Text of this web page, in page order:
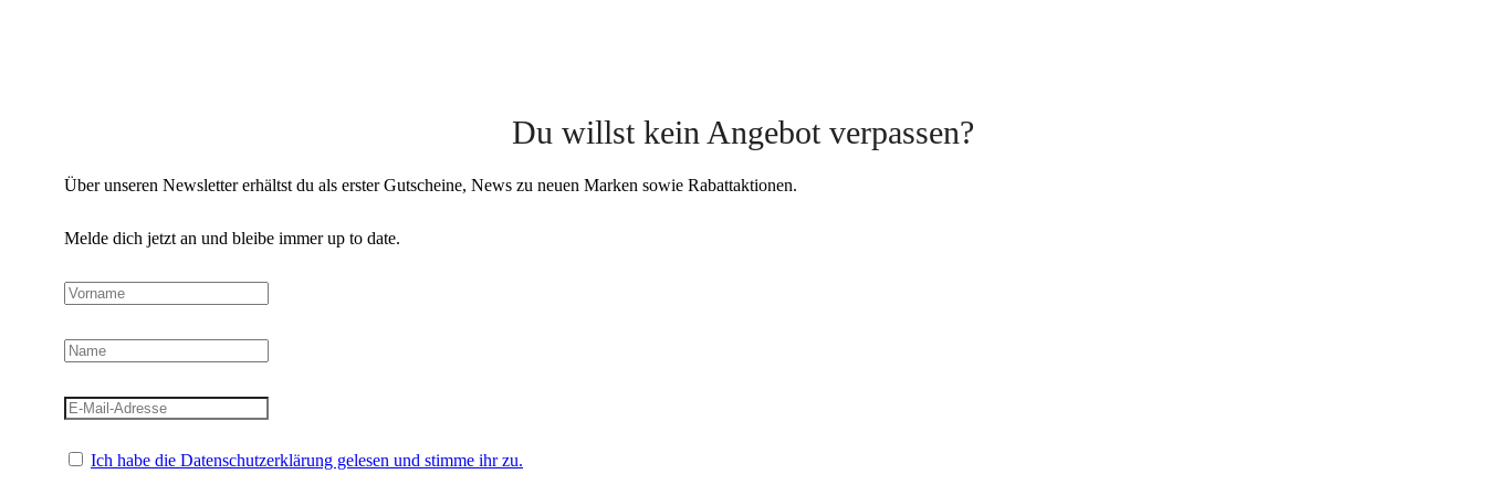
Du willst kein Angebot verpassen?
Über unseren Newsletter erhältst du als erster Gutscheine, News zu neuen Marken sowie Rabattaktionen.
Melde dich jetzt an und bleibe immer up to date.
Ich habe die Datenschutzerklärung gelesen und stimme ihr zu.